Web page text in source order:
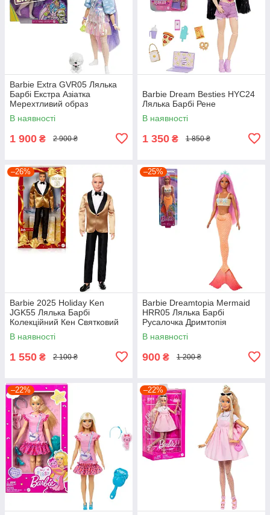
Barbie Extra GVR05 Лялька
Барбі Екстра Азіатка
Мерехтливий образ
В наявності
1 900 ₴ 2 900 ₴
Barbie Dream Besties HYC24
Лялька Барбі Рене
В наявності
1 350 ₴ 1 850 ₴
–26%
Barbie 2025 Holiday Ken
JGK55 Лялька Барбі
Колекційний Кен Святковий
В наявності
1 550 ₴ 2 100 ₴
–25%
Barbie Dreamtopia Mermaid
HRR05 Лялька Барбі
Русалочка Дримтопія
В наявності
900 ₴ 1 200 ₴
–22% –22%